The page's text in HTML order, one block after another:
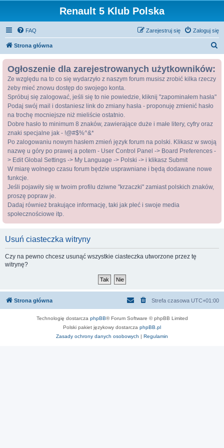
Renault 5 Klub Polska
FAQ Zaloguj się
Zarejestruj się
Strona główna
Ogłoszenie dla zarejestrowanych użytkowników:
Ze względu na to co się wydarzyło z naszym forum musisz zrobić kilka rzeczy
żeby mieć znowu dostęp do swojego konta.
Spróbuj się zalogować, jeśli się to nie powiedzie, kliknij "zapominałem hasła"
Podaj swój mail i dostaniesz link do zmiany hasła - proponuję zmienić hasło
na trochę mocniejsze niż mieliście ostatnio.
Dobre hasło to minimum 8 znaków, zawierające duże i małe litery, cyfry oraz
znaki specjalne jak - !@#$%^&*
Po zalogowaniu nowym hasłem zmień język forum na polski. Klikasz w swoją
nazwę u góry po prawej a potem - User Control Panel -> Board Preferences -
> Edit Global Settings -> My Language -> Polski -> i klikasz Submit
W miarę wolnego czasu forum będzie usprawniane i będą dodawane nowe
funkcje.
Jeśli pojawiły się w twoim profilu dziwne "krzaczki" zamiast polskich znaków,
proszę popraw je.
Dadaj również brakujące informację, taki jak płeć i swoje media
społecznościowe itp.
Usuń ciasteczka witryny
Czy na pewno chcesz usunąć wszystkie ciasteczka utworzone przez tę
witrynę?
Strona główna Strefa czasowa UTC+01:00
Technologię dostarcza phpBB® Forum Software © phpBB Limited
Polski pakiet językowy dostarcza phpBB.pl
Zasady ochrony danych osobowych | Regulamin